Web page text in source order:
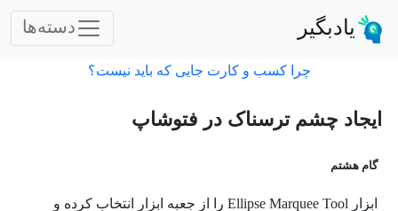
یادبگیر دسته‌ها
چرا کسب و کارت جایی که باید نیست؟
ایجاد چشم ترسناک در فتوشاپ
گام هشتم
ابزار
را از جعبه ابزار انتخاب کرده و